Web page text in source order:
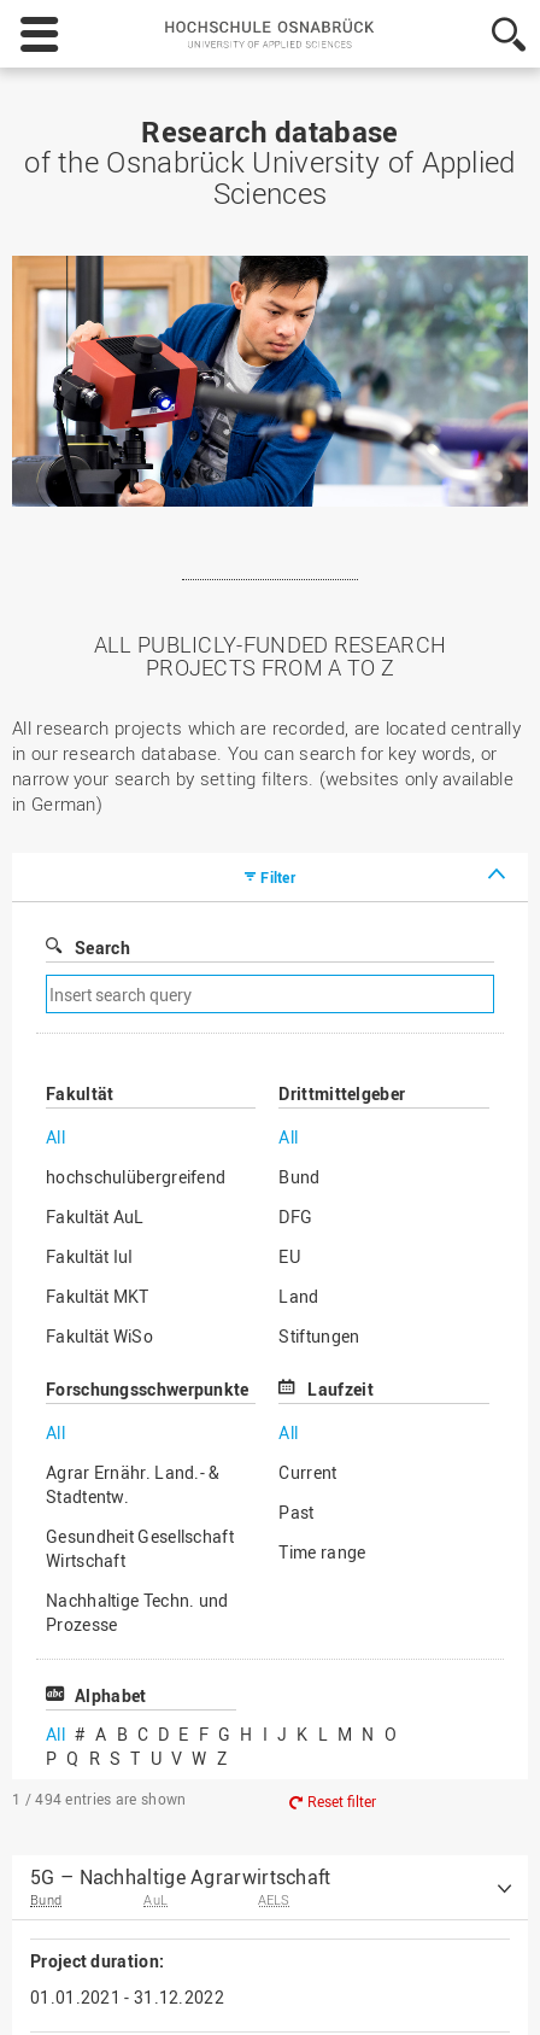
Hochschule
Osnabrück
-
Sciences
Research database
of the Osnabrück University of Applied
Sciences
ALL PUBLICLY-FUNDED RESEARCH
PROJECTS FROM A TO Z
All research projects which are recorded, are located centrally
in our research database. You can search for key words, or
narrow your search by setting filters. (websites only available
in German)
Filter
Search
Remove
search
filter
Fakultät
All
hochschulübergreifend
Fakultät AuL
Fakultät IuI
Fakultät MKT
Fakultät WiSo
Drittmittelgeber
All
Bund
DFG
EU
Land
Stiftungen
Sonstige
Forschungsschwerpunkte
All
Agrar Ernähr. Land.- &
Stadtentw.
Gesundheit Gesellschaft
Wirtschaft
Nachhaltige Techn. und
Prozesse
Vielfältiges Forschen
Laufzeit
All
Current
Past
Time range
Alphabet
All # A B C D E F G H I J K L M N O
P Q R S T U V W Z
1 / 494 entries are shown Reset filter
5G – Nachhaltige Agrarwirtschaft
Bund AuL AELS
Project duration:
01.01.2021 - 31.12.2022